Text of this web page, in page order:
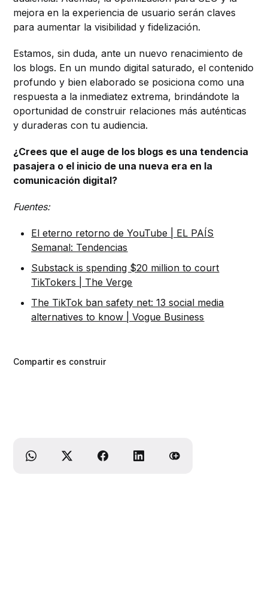
mejora en la experiencia de usuario serán claves
para aumentar la visibilidad y fidelización.
Estamos, sin duda, ante un nuevo renacimiento de
los blogs. En un mundo digital saturado, el contenido
profundo y bien elaborado se posiciona como una
respuesta a la inmediatez extrema, brindándote la
oportunidad de construir relaciones más auténticas
y duraderas con tu audiencia.
¿Crees que el auge de los blogs es una tendencia
pasajera o el inicio de una nueva era en la
comunicación digital?
Fuentes:
El eterno retorno de YouTube | EL PAÍS
Semanal: Tendencias
Substack is spending $20 million to court
TikTokers | The Verge
The TikTok ban safety net: 13 social media
alternatives to know | Vogue Business
Compartir es construir